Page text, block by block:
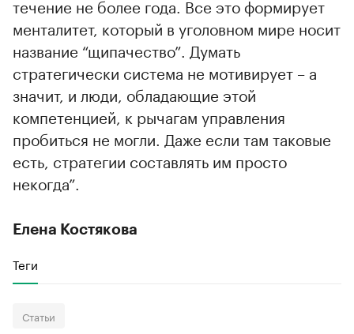
течение не более года. Все это формирует
менталитет, который в уголовном мире носит
название “щипачество”. Думать
стратегически система не мотивирует – а
значит, и люди, обладающие этой
компетенцией, к рычагам управления
пробиться не могли. Даже если там таковые
есть, стратегии составлять им просто
некогда”.
Елена Костякова
Теги
Статьи